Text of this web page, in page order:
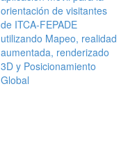
orientación de visitantes
de ITCA-FEPADE
utilizando Mapeo, realidad
aumentada, renderizado
3D y Posicionamiento
Global